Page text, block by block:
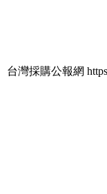
台灣採購公報網